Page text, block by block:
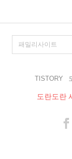
TISTORY
도란도란